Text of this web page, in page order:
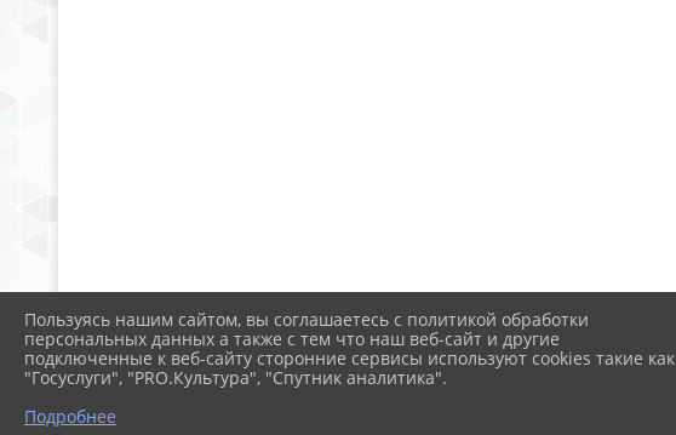
Пользуясь нашим сайтом, вы соглашаетесь с политикой обработки
персональных данных а также с тем что наш веб-сайт и другие
подключенные к веб-сайту сторонние сервисы используют cookies такие как
"Госуслуги", "PRO.Культура", "Спутник аналитика".
Подробнее